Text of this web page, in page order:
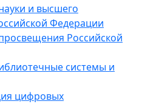
и высшего
Федерации
Российской
системы и
цифровых